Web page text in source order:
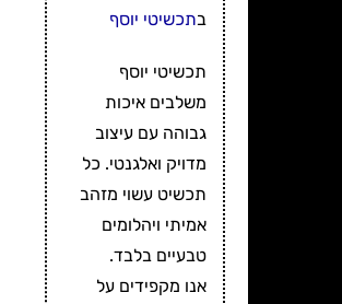
בתכשיטי יוסף
תכשיטי יוסף
משלבים איכות
גבוהה עם עיצוב
מדויק ואלגנטי. כל
תכשיט עשוי מזהב
אמיתי ויהלומים
טבעיים בלבד.
אנו מקפידים על